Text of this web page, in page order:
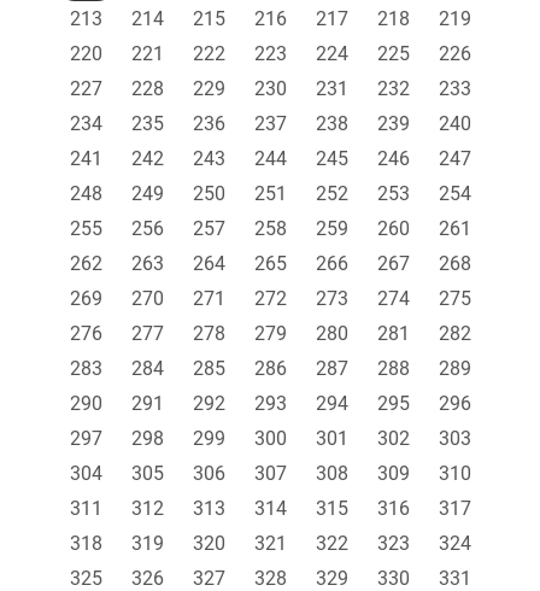
213
214 215 216 217 218
219
220
221 222 223 224 225
226
227
228 229 230 231 232
233
234
235 236 237 238 239
240
241
242 243 244 245 246
247
248
249 250 251 252 253
254
255
256 257 258 259 260
261
262
263 264 265 266 267
268
269
270 271 272 273 274
275
276
277 278 279 280 281
282
283
284 285 286 287 288
289
290
291 292 293 294 295
296
297
298 299 300 301 302
303
304
305 306 307 308 309
310
311
312 313 314 315 316
317
318
319 320 321 322 323
324
325
326 327 328 329 330
331